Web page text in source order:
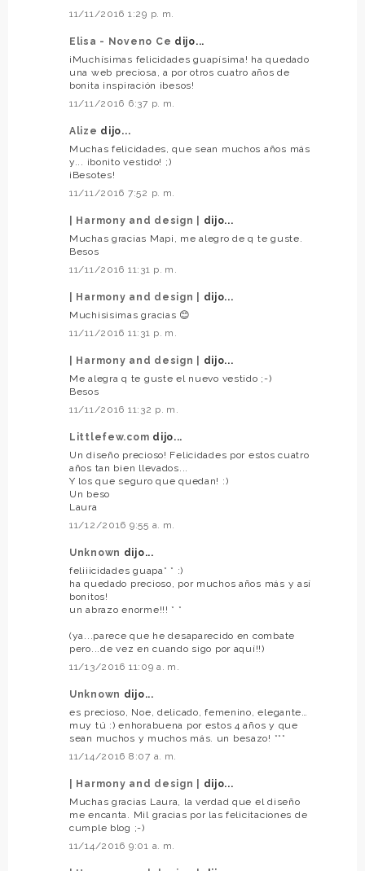
11/11/2016 1:29 p. m.
Elisa - Noveno Ce dijo...
¡Muchísimas felicidades guapísima! ha quedado
una web preciosa, a por otros cuatro años de
bonita inspiración ¡besos!
11/11/2016 6:37 p. m.
Alize dijo...
Muchas felicidades, que sean muchos años más
y... ¡bonito vestido! ;)
¡Besotes!
11/11/2016 7:52 p. m.
| Harmony and design |
dijo...
Muchas gracias Mapi, me alegro de q te guste.
Besos
11/11/2016 11:31 p. m.
| Harmony and design |
dijo...
Muchisisimas gracias 😊
11/11/2016 11:31 p. m.
| Harmony and design |
dijo...
Me alegra q te guste el nuevo vestido ;-)
Besos
11/11/2016 11:32 p. m.
Littlefew.com dijo...
Un diseño precioso! Felicidades por estos cuatro
años tan bien llevados...
Y los que seguro que quedan! :)
Un beso
Laura
11/12/2016 9:55 a. m.
Unknown dijo...
feliiicidades guapa* * :)
ha quedado precioso, por muchos años más y así
bonitos!
un abrazo enorme!!! * *
(ya...parece que he desaparecido en combate
pero...de vez en cuando sigo por aquí!!)
11/13/2016 11:09 a. m.
Unknown dijo...
es precioso, Noe, delicado, femenino, elegante…
muy tú :) enhorabuena por estos 4 años y que
sean muchos y muchos más. un besazo! ***
11/14/2016 8:07 a. m.
| Harmony and design |
dijo...
Muchas gracias Laura, la verdad que el diseño
me encanta. Mil gracias por las felicitaciones de
cumple blog ;-)
11/14/2016 9:01 a. m.